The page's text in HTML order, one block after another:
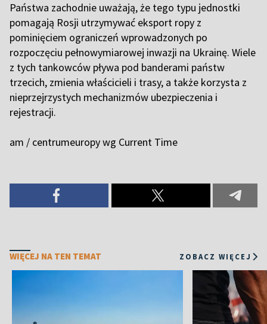
Państwa zachodnie uważają, że tego typu jednostki
pomagają Rosji utrzymywać eksport ropy z
pominięciem ograniczeń wprowadzonych po
rozpoczęciu pełnowymiarowej inwazji na Ukrainę. Wiele
z tych tankowców pływa pod banderami państw
trzecich, zmienia właścicieli i trasy, a także korzysta z
nieprzejrzystych mechanizmów ubezpieczenia i
rejestracji.
am / centrumeuropy wg Current Time
WIĘCEJ NA TEN TEMAT ZOBACZ WIĘCEJ